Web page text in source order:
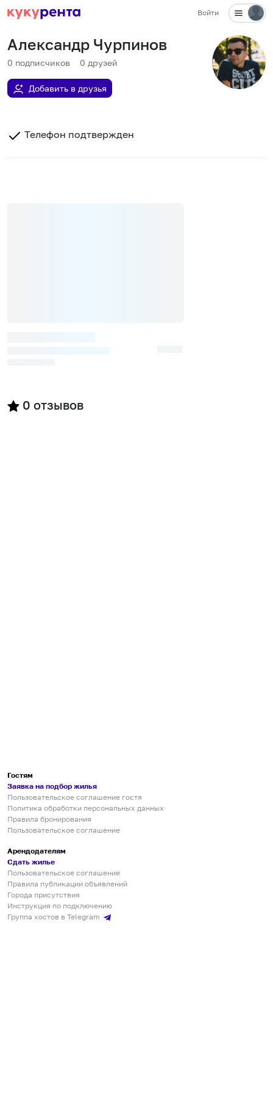
Войти
Александр Чурпинов
0 подписчиков 0 друзей
Добавить в друзья
Телефон подтвержден
0 отзывов
Гостям
Заявка на подбор жилья
Пользовательское соглашение гостя
Политика обработки персональных данных
Правила бронирования
Пользовательское соглашение
Арендодателям
Сдать жилье
Пользовательское соглашение
Правила публикации объявлений
Города присутствия
Инструкция по подключению
Группа хостов в Telegram